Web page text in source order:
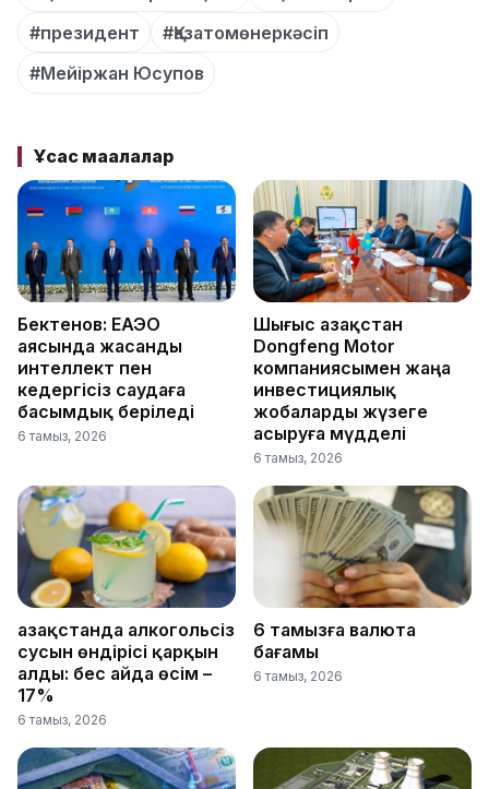
#президент
#Қазатомөнеркәсіп
#Мейіржан Юсупов
Ұқсас мақалалар
Бектенов: ЕАЭО
аясында жасанды
интеллект пен
кедергісіз саудаға
басымдық беріледі
6 тамыз, 2026
Шығыс Қазақстан
Dongfeng Motor
компаниясымен жаңа
инвестициялық
жобаларды жүзеге
асыруға мүдделі
6 тамыз, 2026
Қазақстанда алкогольсіз
сусын өндірісі қарқын
алды: бес айда өсім –
17%
6 тамыз, 2026
6 тамызға валюта
бағамы
6 тамыз, 2026